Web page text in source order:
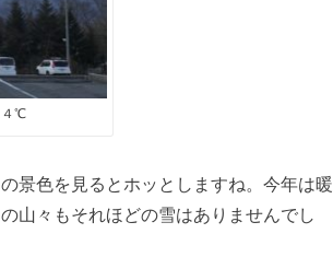
４℃
景色を見るとホッとしますね。今年は暖
山々もそれほどの雪はありませんでし